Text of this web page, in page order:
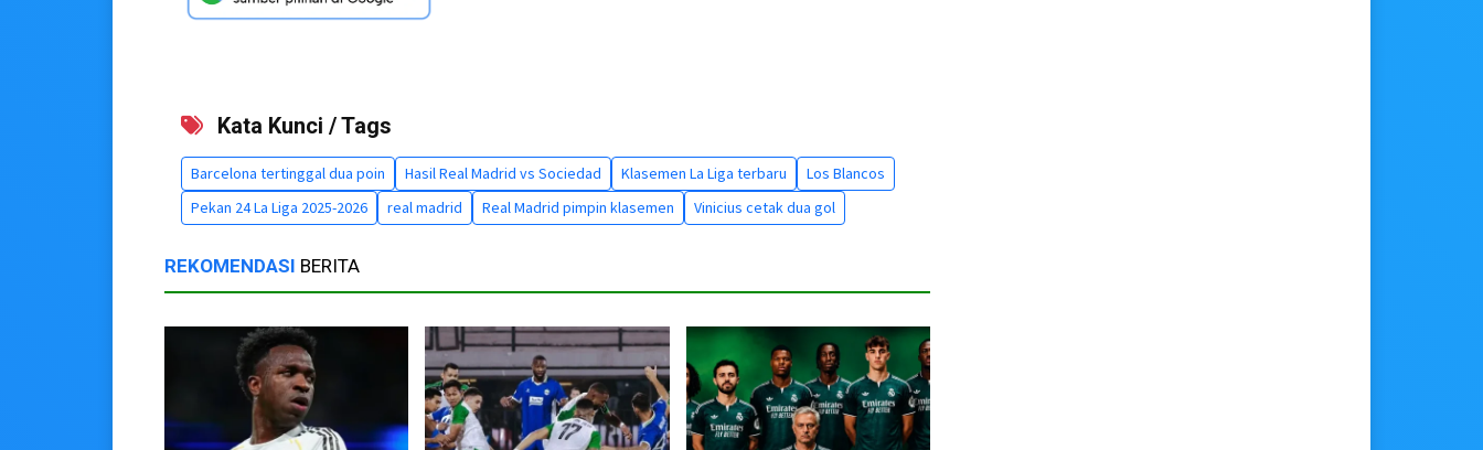
Kata Kunci / Tags
Barcelona tertinggal dua poin Hasil Real Madrid vs Sociedad Klasemen La Liga terbaru
Los Blancos
Pekan 24 La Liga 2025-2026
real madrid Real Madrid pimpin klasemen Vinicius cetak dua gol
REKOMENDASI BERITA